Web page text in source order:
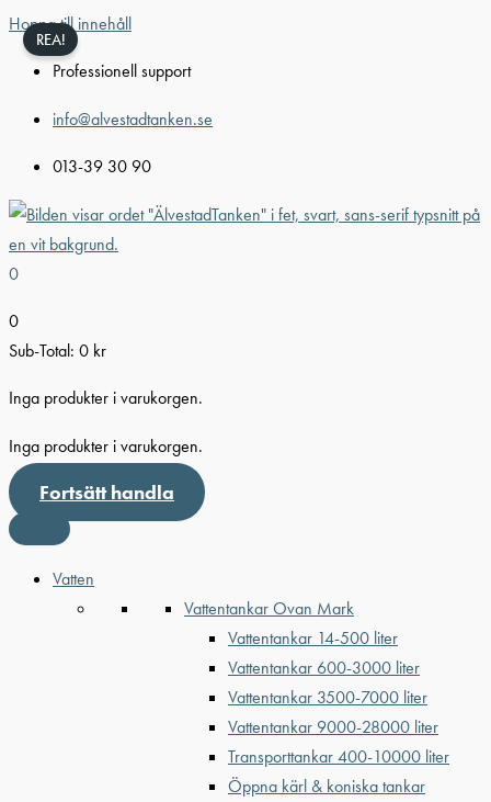
Hoppa till innehåll
Professionell support
info@alvestadtanken.se
013-39 30 90
0
0
Sub-Total: 0 kr
Inga produkter i varukorgen.
Inga produkter i varukorgen.
Fortsätt handla
Vatten
Vattentankar Ovan Mark
Vattentankar 14-500 liter
Vattentankar 600-3000 liter
Vattentankar 3500-7000 liter
Vattentankar 9000-28000 liter
Transporttankar 400-10000 liter
Öppna kärl & koniska tankar
REA!